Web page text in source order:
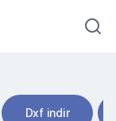
Dxf indir